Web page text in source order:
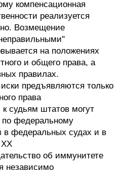
компенсационная
реализуется
Возмещение
на положениях
и общего права, а
правилах.
предъявляются только
права
судьям штатов могут
федеральному
в федеральных судах и в
об иммунитете
независимо